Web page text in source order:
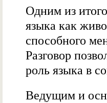
Одним из
языка как
способного
Разговор
роль языка в
Ведущим и